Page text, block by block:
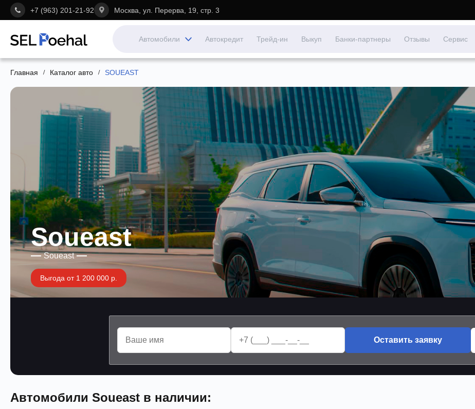
+7 (963) 201-21-92 Москва, ул. Перерва, 19, стр. 3
Автомобили Автокредит Трейд-ин Выкуп Банки-партнеры Отзывы Сервис
Главная Каталог авто SOUEAST
Soueast
Soueast
Выгода от 1 200 000 р.
Оставить заявку
Автомобили Soueast в наличии: